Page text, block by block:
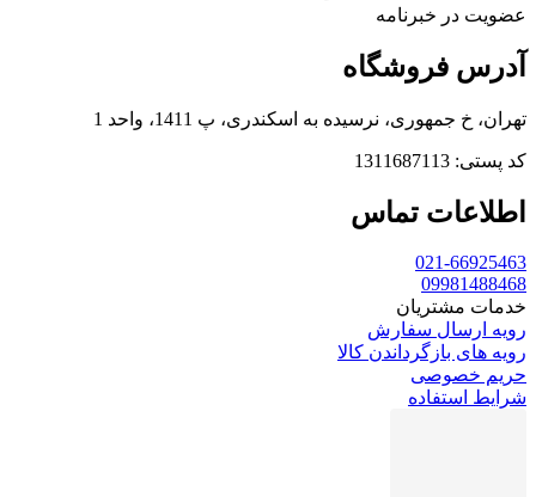
عضویت در خبرنامه
آدرس فروشگاه
تهران، خ جمهوری، نرسیده به اسکندری، پ 1411، واحد 1
کد پستی: 1311687113
اطلاعات تماس
021-66925463
09981488468
خدمات مشتریان
رویه ارسال سفارش
رویه های بازگرداندن کالا
حریم خصوصی
شرایط استفاده